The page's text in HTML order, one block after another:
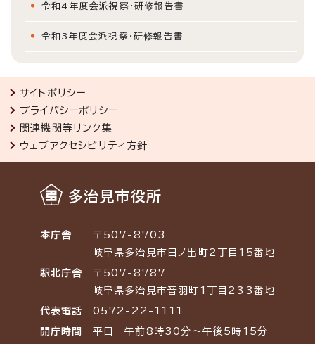
令和4年度会派視察・研修報告書
令和3年度会派視察・研修報告書
サイトポリシー
プライバシーポリシー
関連機関等リンク集
ウェブアクセシビリティ方針
多治見市役所
本庁舎
〒507-8703
岐阜県多治見市日ノ出町2丁目15番地
駅北庁舎
〒507-8787
岐阜県多治見市音羽町1丁目233番地
代表電話 0572-22-1111
開庁時間 平日 午前8時30分～午後5時15分